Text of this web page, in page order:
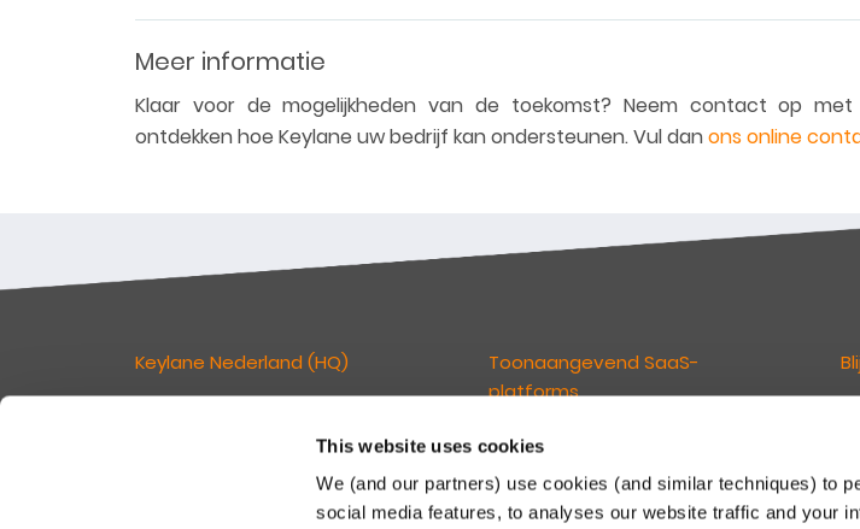
This website uses cookies
We (and our partners) use cookies (and similar techniques) to
social media features, to analyses our website traffic and your
Meer informatie
Klaar voor de mogelijkheden van de toekomst? Neem contact op
ontdekken hoe Keylane uw bedrijf kan ondersteunen.Vul danons online
Keylane Nederland (HQ)
Bezoek de contactpagina voor een
Toonaangevend SaaS-
platforms
Wij geloven dat technologie de
verzekerings- en pensioensector
kan veranderen. En maken het onze